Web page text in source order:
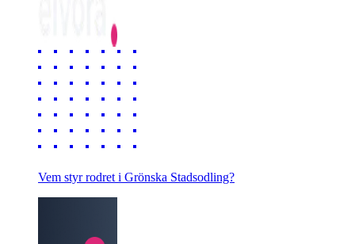
Vem styr rodret i Grönska Stadsodling?